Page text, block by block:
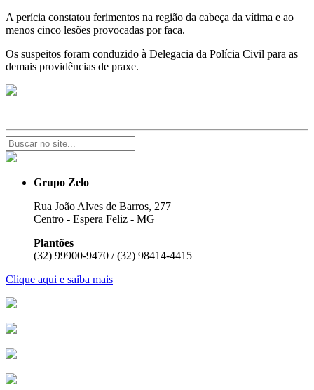
A perícia constatou ferimentos na região da cabeça da vítima e ao
menos cinco lesões provocadas por faca.
Os suspeitos foram conduzido à Delegacia da Polícia Civil para as
demais providências de praxe.
Grupo Zelo
Rua João Alves de Barros, 277
Centro - Espera Feliz - MG
Plantões
(32) 99900-9470 / (32) 98414-4415
Clique aqui e saiba mais